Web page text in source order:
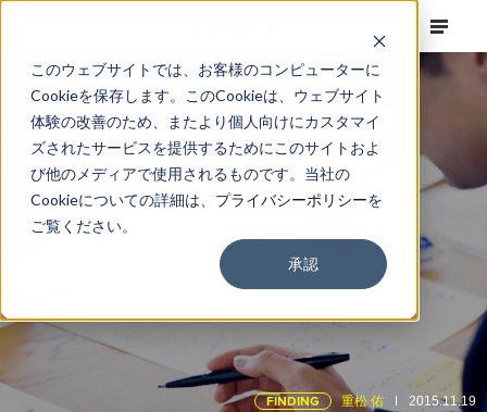
このウェブサイトでは、お客様のコンピューターに
Cookieを保存します。このCookieは、ウェブサイト
体験の改善のため、またより個人向けにカスタマイ
ズされたサービスを提供するためにこのサイトおよ
び他のメディアで使用されるものです。当社の
Cookieについての詳細は、 プライバシーポリシーを
ご覧ください。
承認
FINDING 重松 佑 2015.11.19